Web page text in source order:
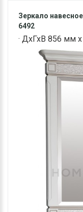
Зеркало
6492
· ДхГхВ 856 мм